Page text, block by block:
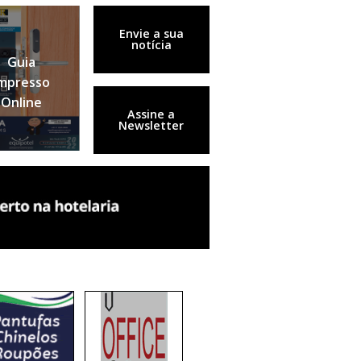
Guia
Online
Envie a sua
notícia
Assine a
Newsletter